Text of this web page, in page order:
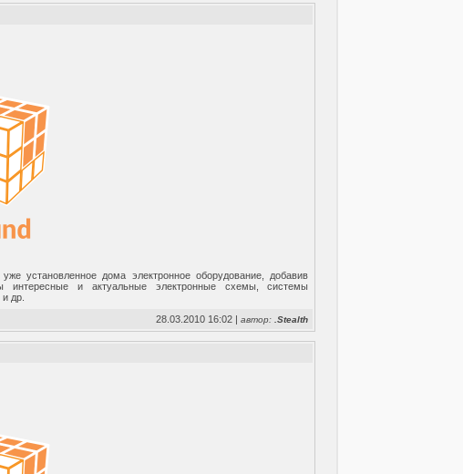
установленное дома электронное оборудование, добавив
интересные и актуальные электронные схемы, системы
др.
28.03.2010 16:02 |автор: .Stealth